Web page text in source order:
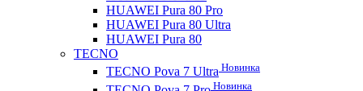
HUAWEI Pura 80 Pro
HUAWEI Pura 80 Ultra
HUAWEI Pura 80
TECNO
TECNO Pova 7 Ultra Новинка
Новинка